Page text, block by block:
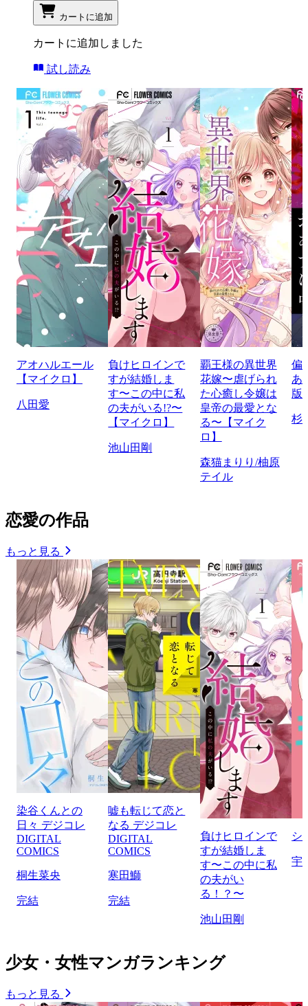
カートに追加
カートに追加しました
試し読み
アオハルエール
【マイクロ】
八田愛
負けヒロインで
すが結婚しま
す〜この中に私
の夫がいる!?〜
【マイクロ】
池山田剛
覇王様の異世界
花嫁〜虐げられ
た心癒し令嬢は
皇帝の最愛とな
る〜【マイク
ロ】
森猫まりり/柚原
テイル
偏
あ
版
杉
恋愛の作品
もっと見る
染谷くんとの
日々 デジコレ
DIGITAL
COMICS
桐生菜央
完結
嘘も転じて恋と
なる デジコレ
DIGITAL
COMICS
寒田鰤
完結
負けヒロインで
すが結婚しま
す〜この中に私
の夫がい
る！？〜
池山田剛
シ
宇
少女・女性マンガランキング
もっと見る